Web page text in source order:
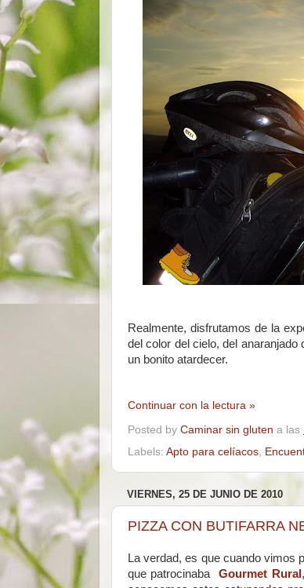
Realmente, disfrutamos de la
del color del cielo, del anaranjado
un bonito atardecer.
Continuar con la lectura »
Posted by Caminar sin gluten a las
Labels: Apto para celíacos,
VIERNES, 25 DE JUNIO DE 2010
PIZZA CON BUTIFARRA
La verdad, es que cuando vimos
que patrocinabaGourmet Rural